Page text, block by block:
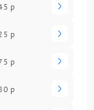
р
р
р
р